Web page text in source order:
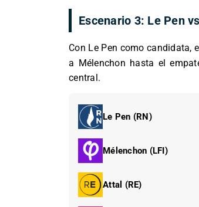
Escenario 3: Le Pen
Con Le Pen como candidata,
a Mélenchon hasta el
central.
Le Pen (RN)
Mélenchon (LFI)
Attal (RE)